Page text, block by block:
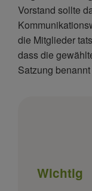
Vorstand sollte
die Mitglieder
dass die
Satzung
Wichtig